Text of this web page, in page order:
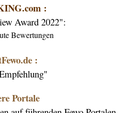
:
Award 2022":
Bewertungen
:
Portale